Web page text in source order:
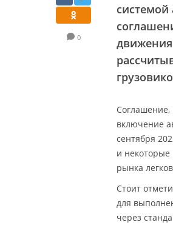
0
системой
движения
включение
сентября
и некоторые
рынка
Стоит
для
через